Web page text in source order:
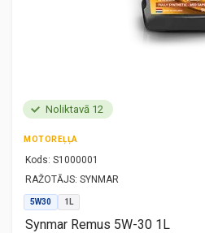
Noliktavā 12
MOTOREĻĻA
Kods: S1000001
RAŽOTĀJS: SYNMAR
5W30 1L
Synmar Remus 5W-30 1L